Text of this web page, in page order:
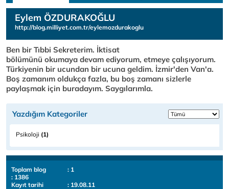
Eylem ÖZDURAKOĞLU
http://blog.milliyet.com.tr/eylemozdurakoglu
Ben bir Tıbbi Sekreterim. İktisat
bölümünü okumaya devam ediyorum, etmeye çalışıyorum.
Türkiyenin bir ucundan bir ucuna geldim. İzmir'den Van'a.
Boş zamanım oldukça fazla, bu boş zamanı sizlerle
paylaşmak için buradayım. Saygılarımla.
Yazdığım Kategoriler
Psikoloji (1)
Toplam blog
: 1
: 1386
Kayıt tarihi
: 19.08.11